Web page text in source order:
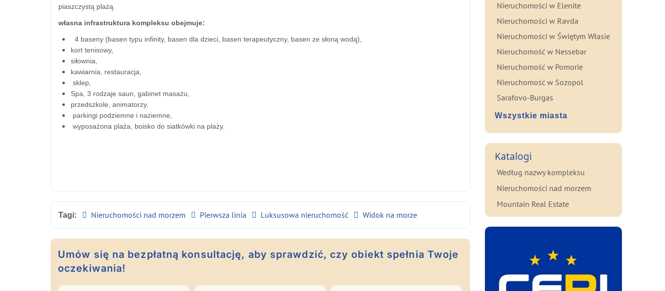
piaszczystą plażą.
własna infrastruktura kompleksu obejmuje:
4 baseny (basen typu infinity, basen dla dzieci, basen terapeutyczny, basen ze słoną wodą),
kort tenisowy,
siłownia,
kawiarnia, restauracja,
sklep,
Spa, 3 rodzaje saun, gabinet masażu,
przedszkole, animatorzy,
parkingi podziemne i naziemne,
wyposażona plaża, boisko do siatkówki na plaży.
Tagi: Nieruchomości nad morzem Pierwsza linia Luksusowa nieruchomość Widok na morze
Umów się na bezpłatną konsultację, aby sprawdzić, czy obiekt spełnia Twoje
oczekiwania!
Nieruchomości w Elenite
Nieruchomości w Ravda
Nieruchomości w Świętym Własie
Nieruchomość w Nessebar
Nieruchomość w Pomorie
Nieruchomość w Sozopol
Sarafovo-Burgas
Wszystkie miasta
Katalogi
Według nazwy kompleksu
Nieruchomości nad morzem
Mountain Real Estate